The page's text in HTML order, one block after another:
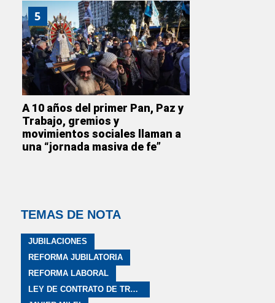
5
A 10 años del primer Pan, Paz y
Trabajo, gremios y
movimientos sociales llaman a
una “jornada masiva de fe”
TEMAS DE NOTA
JUBILACIONES
REFORMA JUBILATORIA
REFORMA LABORAL
LEY DE CONTRATO DE TRABAJO